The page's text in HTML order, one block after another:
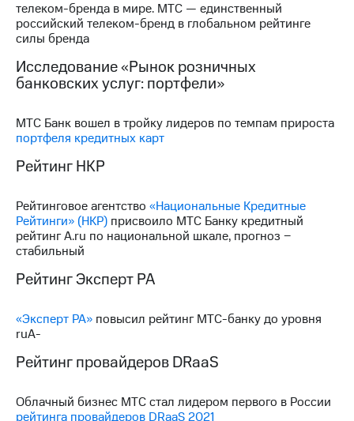
МТС
о технологиях
Достижения
Финансовая
отчетность
Контакты
Пригласить
спикера
и акционерам
управление
Корпоративный
секретарь
информации
Информация
Документы
ПАО
телеком-бренда в мире. МТС — единственный
российский телеком-бренд в глобальном рейтинге
силы бренда
Исследование «Рынок розничных
банковских услуг: портфели»
МТС Банк вошел в тройку лидеров по темпам прироста
портфеля кредитных карт
Рейтинг НКР
Рейтинговое агентство «Национальные Кредитные
Рейтинги» (НКР) присвоило МТС Банку кредитный
рейтинг A.ru по национальной шкале, прогноз −
стабильный
Рейтинг Эксперт РА
«Эксперт РА» повысил рейтинг МТС-банку до уровня
ruA-
Рейтинг провайдеров DRaaS
Облачный бизнес МТС стал лидером первого в России
рейтинга провайдеров DRaaS 2021